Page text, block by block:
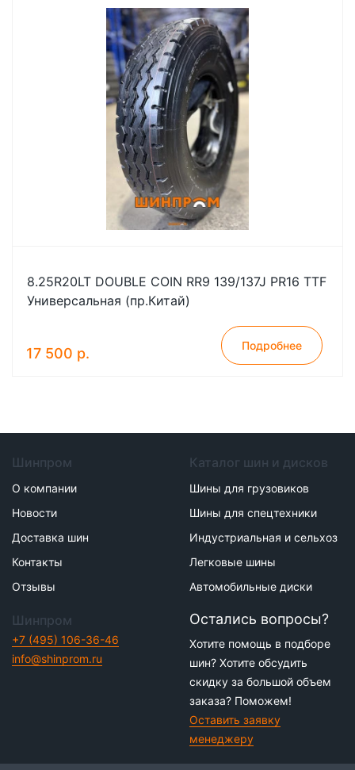
8.25R20LT DOUBLE COIN RR9 139/137J PR16 TTF
Универсальная (пр.Китай)
17 500 р. Подробнее
Шинпром
О компании
Новости
Доставка шин
Контакты
Отзывы
Каталог шин и дисков
Шины для грузовиков
Шины для спецтехники
Индустриальная и сельхоз
Легковые шины
Автомобильные диски
Шинпром
+7 (495) 106-36-46
info@shinprom.ru
Остались вопросы?
Хотите помощь в подборе
шин? Хотите обсудить
скидку за большой объем
заказа? Поможем!
Оставить заявку
менеджеру